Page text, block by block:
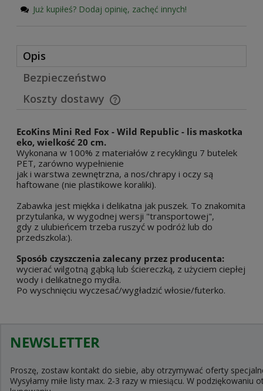
Już kupiłeś? Dodaj opinię, zachęć innych!
Opis
Bezpieczeństwo
Koszty dostawy
Cena nie zawiera ewentualnych kosztów płatności
EcoKins Mini Red Fox - Wild Republic - lis maskotka
eko, wielkość 20 cm.
Wykonana w 100% z materiałów z recyklingu 7 butelek
PET, zarówno wypełnienie
jak i warstwa zewnętrzna, a nos/chrapy i oczy są
haftowane (nie plastikowe koraliki).
Zabawka jest miękka i delikatna jak puszek. To znakomita
przytulanka, w wygodnej wersji "transportowej",
gdy z ulubieńcem trzeba ruszyć w podróż lub do
przedszkola:).
Sposób czyszczenia zalecany przez producenta:
wycierać wilgotną gąbką lub ściereczką, z użyciem ciepłej
wody i delikatnego mydła.
Po wyschnięciu wyczesać/wygładzić włosie/futerko.
NEWSLETTER
Proszę, zostaw kontakt do siebie, aby otrzymywać oferty
Wysyłamy miłe listy max. 2-3 razy w miesiącu. W